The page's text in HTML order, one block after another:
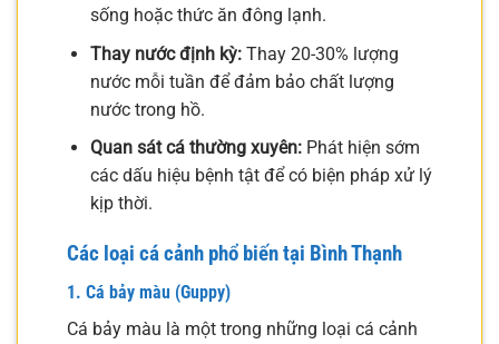
sống hoặc thức ăn đông lạnh.
Thay nước định kỳ:Thay 20-30% lượng
nước mỗi tuần để đảm bảo chất lượng
nước trong hồ.
Quan sát cá thường xuyên:Phát hiện sớm
các dấu hiệu bệnh tật để có biện pháp xử lý
kịp thời.
Các loại cá cảnh phổ biến tại Bình Thạnh
1. Cá bảy màu (Guppy)
Cá bảy màu là một trong những loại cá cảnh